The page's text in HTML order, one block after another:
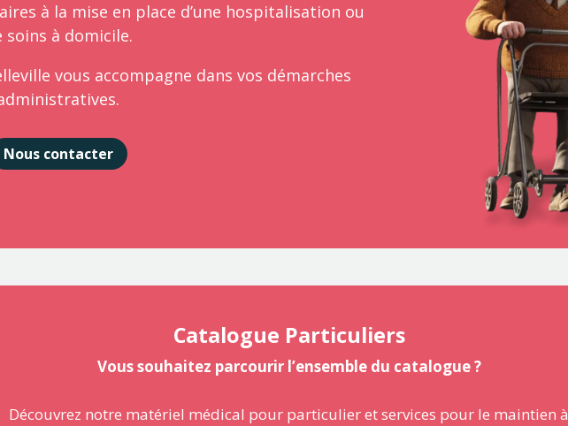
à la mise en place d’une hospitalisation ou
soins à domicile.
vous accompagne dans vos démarches
Nous contacter
Catalogue Particuliers
Vous souhaitez parcourir l’ensemble du catalogue ?
Découvrez notre matériel médical pour particulier et services pour le maintien à